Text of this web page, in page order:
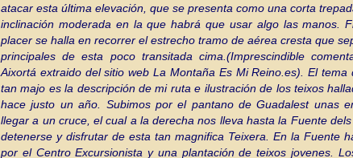
atacar esta última elevación, que se presenta como una corta
inclinación moderada en la que habrá que usar algo las manos.
placer se halla en recorrer el estrecho tramo de aérea cresta que
principales de esta poco transitada cima.(Imprescindible
Aixortá extraido del sitio web La Montaña Es MiReino.es).
El tema
tan majo es la descripción de mi ruta e ilustración de los teixos
hace justo un año. Subimos por el pantano de Guadalest unas
llegar a un cruce, el cual a la derecha nos lleva hasta la Fuente
detenerse y disfrutar de esta tan magnifica Teixera. En la Fuente
por el Centro Excursionista y una plantación de teixos jovenes.